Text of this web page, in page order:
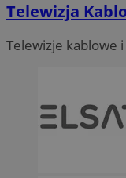
Telewizja
Telewizje kablowe